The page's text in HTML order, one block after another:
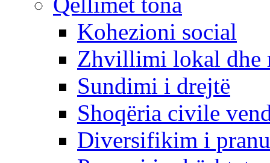
Kohezioni social
Zhvillimi lokal dhe
Sundimi i drejtë
Shoqëria civile
Diversifikim i